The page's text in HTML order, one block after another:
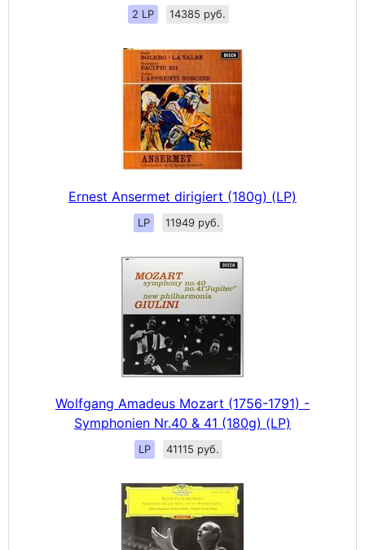
2 LP 14385 руб.
Ernest Ansermet dirigiert (180g) (LP)
LP 11949 руб.
Wolfgang Amadeus Mozart (1756-1791) -
Symphonien Nr.40 & 41 (180g) (LP)
LP 41115 руб.